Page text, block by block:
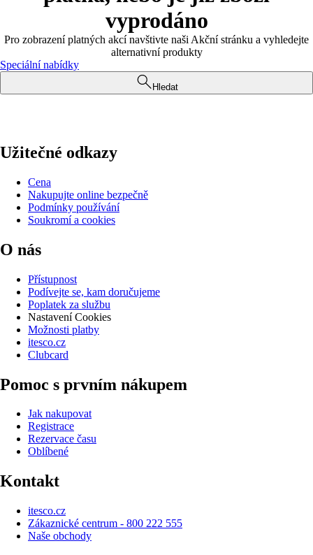
vyprodáno
Pro zobrazení platných akcí navštivte naši Akční stránku a vyhledejte
alternativní produkty
Speciální nabídky
Hledat
Užitečné odkazy
Cena
Nakupujte online bezpečně
Podmínky používání
Soukromí a cookies
O nás
Přístupnost
Podívejte se, kam doručujeme
Poplatek za službu
Nastavení Cookies
Možnosti platby
itesco.cz
Clubcard
Pomoc s prvním nákupem
Jak nakupovat
Registrace
Rezervace času
Oblíbené
Kontakt
itesco.cz
Zákaznické centrum - 800 222 555
Naše obchody